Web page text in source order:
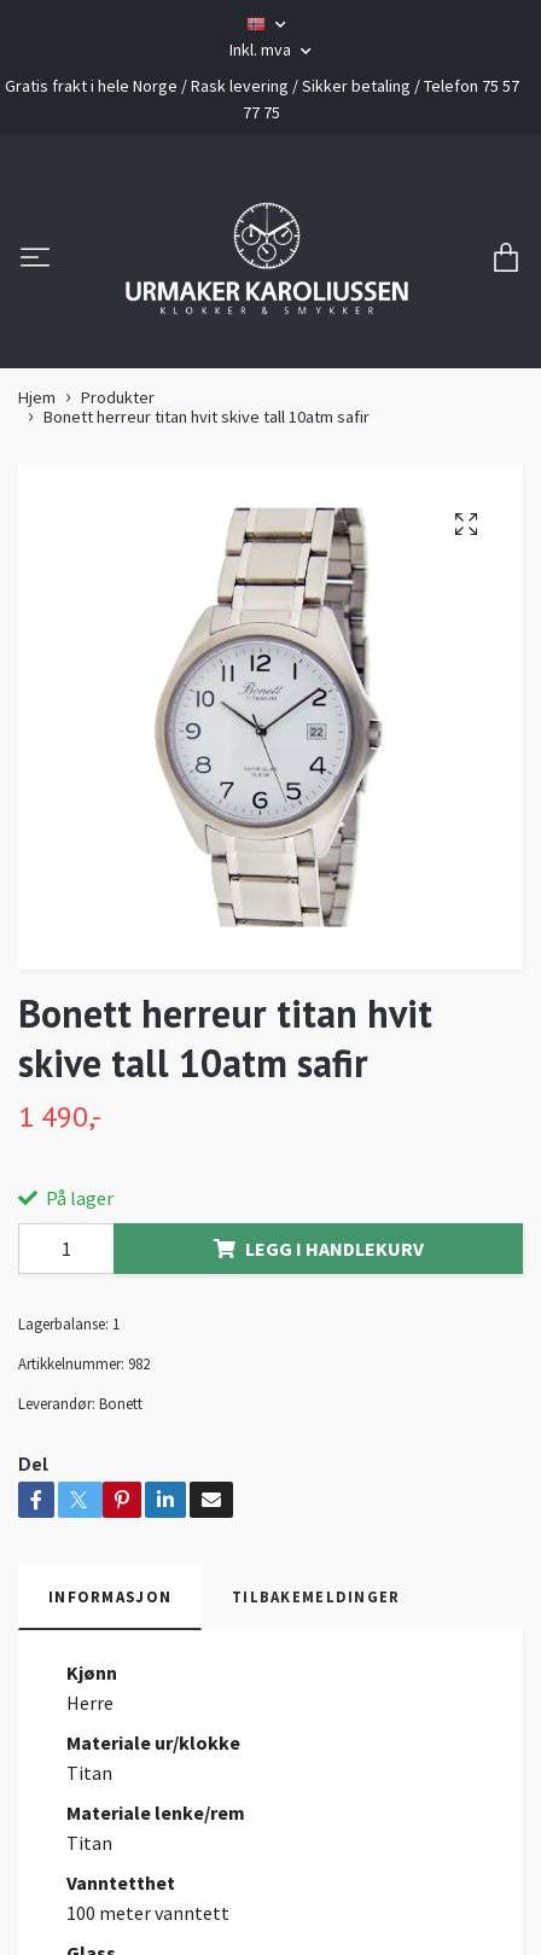
Inkl. mva
Gratis frakt i hele Norge / Rask levering / Sikker betaling / Telefon 75 57
77 75
Hjem
Produkter
Bonett herreur titan hvit skive tall 10atm safir
Bonett herreur titan hvit
skive tall 10atm safir
1 490,-
På lager
LEGG I HANDLEKURV
Lagerbalanse: 1
Artikkelnummer: 982
Leverandør: Bonett
Del
INFORMASJON TILBAKEMELDINGER
Kjønn
Herre
Materiale ur/klokke
Titan
Materiale lenke/rem
Titan
Vanntetthet
100 meter vanntett